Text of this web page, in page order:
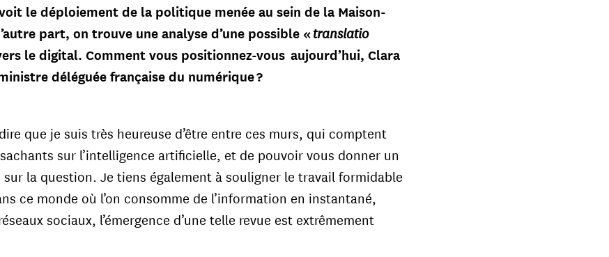
le déploiement de la politique menée au sein de la Maison-
part, on trouve une analyse d’une possible «translatio
le digital. Comment vous positionnez-vous aujourd’hui, Clara
déléguée française du numérique ?
que je suis très heureuse d’être entre ces murs, qui comptent
sur l’intelligence artificielle, et de pouvoir vous donner un
la question. Je tiens également à souligner le travail formidable
ce monde où l’on consomme de l’information en instantané,
sociaux, l’émergence d’une telle revue est extrêmement